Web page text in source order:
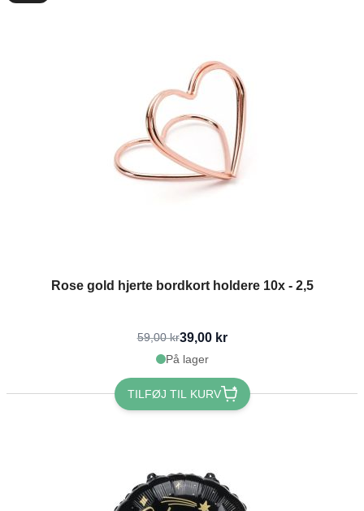
Rose gold hjerte bordkort holdere 10x - 2,5
59,00 kr39,00 kr
På lager
TILFØJ TIL KURV